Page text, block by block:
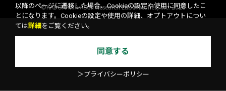
©KADOKAWA ASCII Research Laboratories, Inc. 2026
以降のページに遷移した場合、Cookieの設定や使用に同意したこ
とになります。Cookieの設定や使用の詳細、オプトアウトについ
ては詳細 をご覧ください。
同意する
＞プライバシーポリシー